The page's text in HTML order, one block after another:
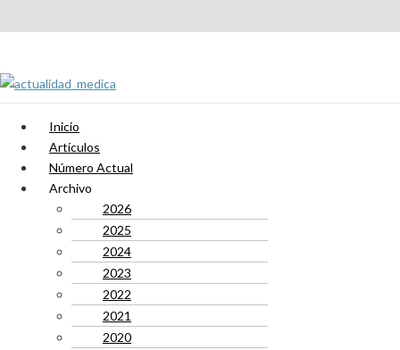
Inicio
Artículos
Número Actual
Archivo
2026
2025
2024
2023
2022
2021
2020